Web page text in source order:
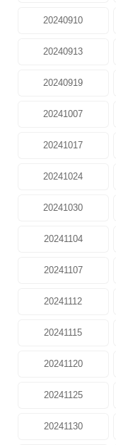
20240910
20240913
20240919
20241007
20241017
20241024
20241030
20241104
20241107
20241112
20241115
20241120
20241125
20241130